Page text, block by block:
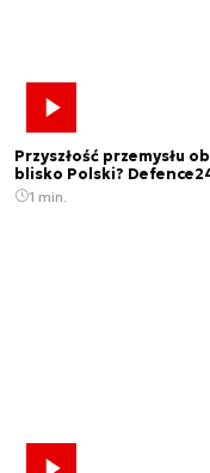
Przyszłość przemysłu
blisko Polski?
1 min.